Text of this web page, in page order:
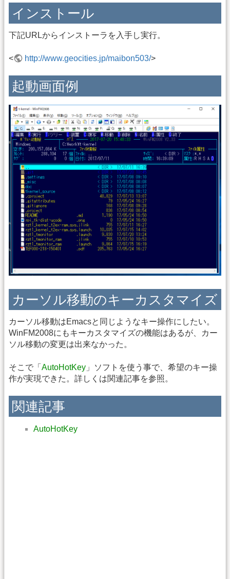
インストール
下記URLからインストーラを入手し実行。
< http://www.geocities.jp/maibon503/>
起動画面例
カーソル移動のキーカスタマイズ
カーソル移動はEmacsと同じようなキー操作にしたい。
WinFM2008にもキーカスタマイズの機能はあるが、カー
ソル移動の変更は出来なかった。
そこで「 AutoHotKey 」ソフトを使う事で、希望のキー操
作が実現できた。詳しくは関連記事を参照。
関連記事
AutoHotKey